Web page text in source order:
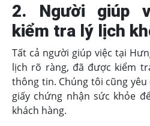
2. Người giúp
kiểm tra lý lịch
Tất cả người giúp việc tại
lịch rõ ràng, đã được kiểm
thông tin. Chúng tôi cũng
giấy chứng nhận sức khỏe
khách hàng.